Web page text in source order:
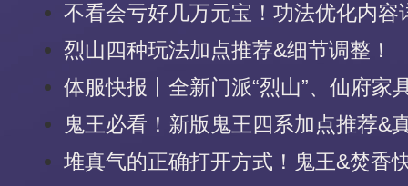
不看会亏好几万元宝！功法优化内容
烈山四种玩法加点推荐&细节调整！
体服快报丨全新门派“烈山”、仙府家
鬼王必看！新版鬼王四系加点推荐&
堆真气的正确打开方式！鬼王&焚香